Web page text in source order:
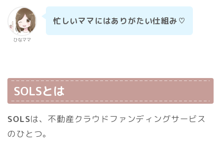
ひなママ
忙しいママにはありがたい仕組み♡
SOLSとは
SOLSは、不動産クラウドファンディングサービス
のひとつ。